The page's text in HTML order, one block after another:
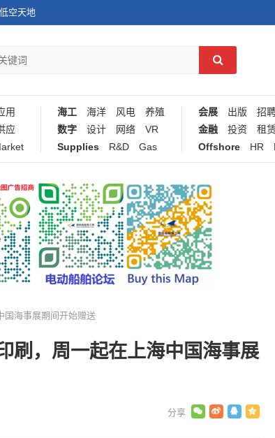
低空天地
用
应
海工 海洋 风电
养殖
数字
设计 网络
VR
Supplies
R&D Gas
会展 出版 招
金融
投资 租
Offshore
HR
国海事展期间开始赠送
刷，周一起在上海中国海事展